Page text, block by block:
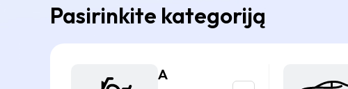
Pasirinkite kategoriją
A